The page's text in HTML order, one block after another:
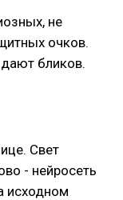
не
очков.
бликов.
Свет
- нейросеть
исходном